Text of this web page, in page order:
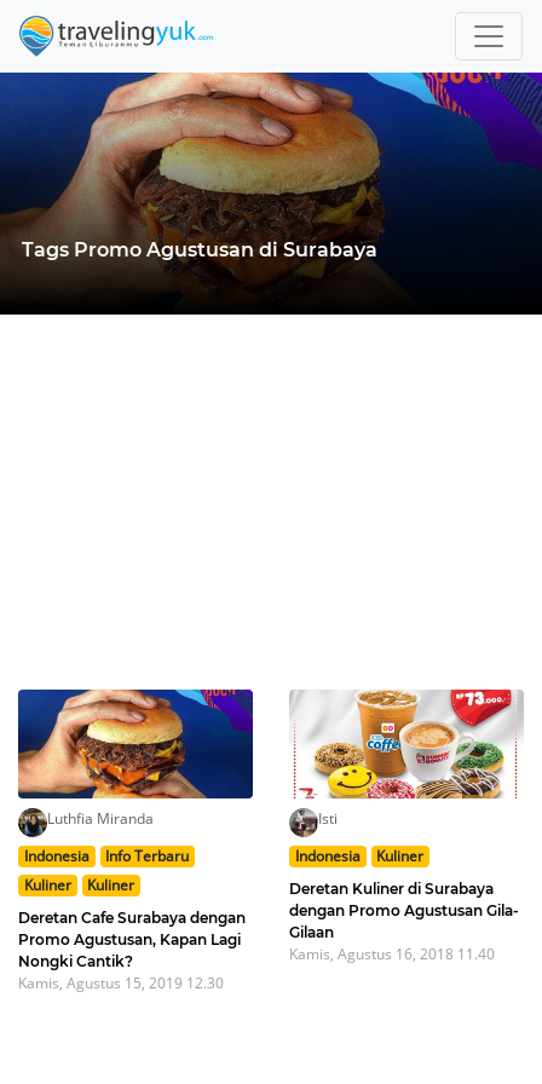
Tags Promo Agustusan di Surabaya
Luthfia Miranda
Indonesia
Info Terbaru
Kuliner
Kuliner
Deretan Cafe Surabaya dengan
Promo Agustusan, Kapan Lagi
Nongki Cantik?
Kamis, Agustus 15, 2019 12.30
Isti
Indonesia
Kuliner
Deretan Kuliner di Surabaya
dengan Promo Agustusan Gila-
Gilaan
Kamis, Agustus 16, 2018 11.40